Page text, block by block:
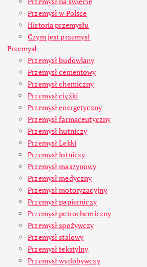
Przemysł w Polsce
Historia przemysłu
Czym jest przemysł
Przemysł
Przemysł budowlany
Przemysł cementowy
Przemysł chemiczny
Przemysł ciężki
Przemysł energetyczny
Przemysł farmaceutyczny
Przemysł hutniczy
Przemysł Lekki
Przemysł lotniczy
Przemysł maszynowy
Przemysł medyczny
Przemysł motoryzacyjny
Przemysł papierniczy
Przemysł petrochemiczny
Przemysł spożywczy
Przemysł stalowy
Przemysł tekstylny
Przemysł wydobywczy